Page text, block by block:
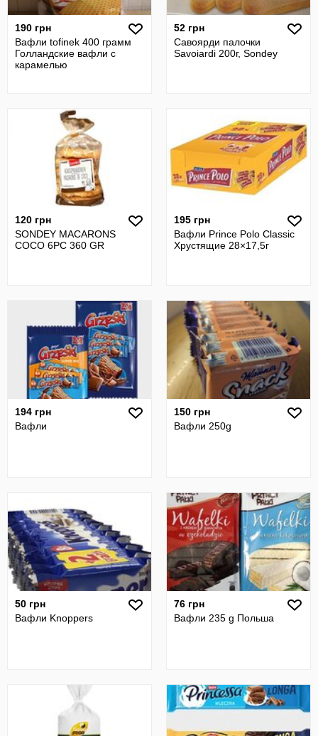
190 грн
Вафли tofinek 400 грамм
Голландские вафли с
карамелью
52 грн
Савоярди палочки
Savoiardi 200г, Sondey
120 грн
SONDEY MACARONS
COCO 6PC 360 GR
195 грн
Вафли Prince Polo Classic
Хрустящие 28×17,5г
194 грн
Вафли
150 грн
Вафли 250g
50 грн
Вафли Knoppers
76 грн
Вафли 235 g Польша